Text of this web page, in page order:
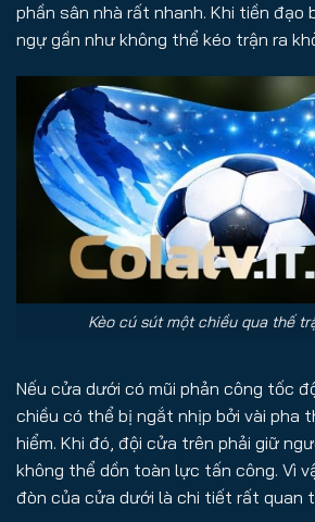
phần sân nhà rất nhanh. Khi tiền đạo
ngự gần như không thể kéo trận ra
Kèo cú sút một chiều qua thế
Nếu cửa dưới có mũi phản công tốc
chiều có thể bị ngắt nhịp bởi vài pha
hiểm. Khi đó, đội cửa trên phải giữ
không thể dồn toàn lực tấn công. Vì
đòn của cửa dưới là chi tiết rất quan